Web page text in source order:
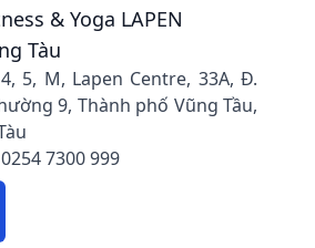
& Yoga LAPEN
Tàu
5, M, Lapen Centre, 33A, Đ.
9, Thành phố Vũng Tầu,
7300 999